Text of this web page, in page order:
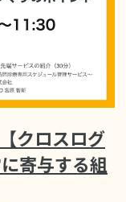
クロスログ
寄与する組